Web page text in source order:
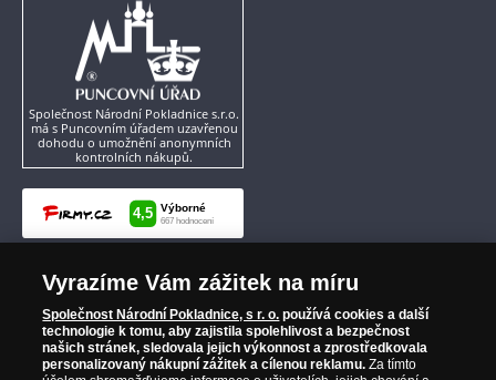
Společnost Národní Pokladnice s.r.o.
má s Puncovním úřadem uzavřenou
dohodu o umožnění anonymních
kontrolních nákupů.
Vyrazíme Vám zážitek na míru
Společnost Národní Pokladnice, s r. o. používá cookies a další
technologie k tomu, aby zajistila spolehlivost a bezpečnost
našich stránek, sledovala jejich výkonnost a zprostředkovala
personalizovaný nákupní zážitek a cílenou reklamu. Za tímto